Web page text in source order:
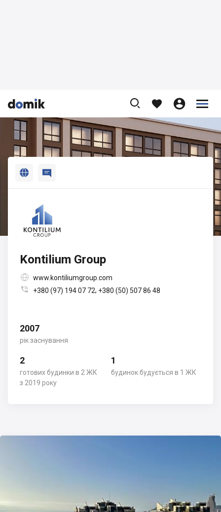


    




 
Kontilium Group
 www.kontiliumgroup.com
 +380 (97) 194 07 72, +380 (50) 507 86 48
2007
рік заснування
2
готових будинки в 2 ЖК
з 2019 року
1
будинок будується в 1 ЖК